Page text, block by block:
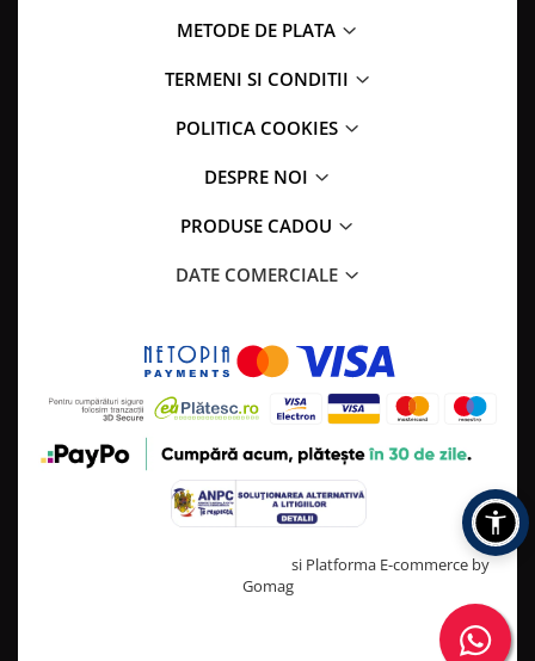
METODE DE PLATA
TERMENI SI CONDITII
POLITICA COOKIES
DESPRE NOI
PRODUSE CADOU
DATE COMERCIALE
si Platforma E-commerce by
Gomag